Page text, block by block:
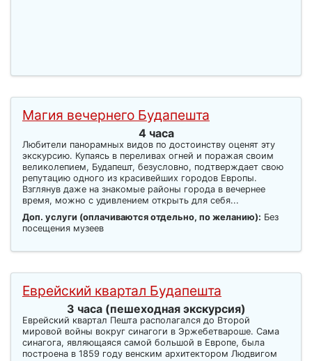
Магия вечернего Будапешта
4 часа
Любители панорамных видов по достоинству оценят эту
экскурсию. Купаясь в переливах огней и поражая своим
великолепием, Будапешт, безусловно, подтверждает свою
репутацию одного из красивейших городов Европы.
Взглянув даже на знакомые районы города в вечернее
время, можно с удивлением открыть для себя...
Доп. услуги (оплачиваются отдельно, по желанию): Без
посещения музеев
Еврейский квартал Будапешта
3 часа (пешеходная экскурсия)
Еврейский квартал Пешта располагался до Второй
мировой войны вокруг синагоги в Эржебетвароше. Сама
синагога, являющаяся самой большой в Европе, была
построена в 1859 году венским архитектором Людвигом